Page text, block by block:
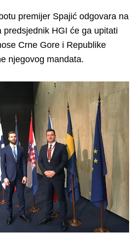
premijer Spajić odgovara na
predsjednik HGI će ga upitati
Crne Gore i Republike
njegovog mandata.